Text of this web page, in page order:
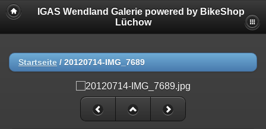
IGAS Wendland Galerie powered by BikeShop
Lüchow
Startseite / 20120714-IMG_7689